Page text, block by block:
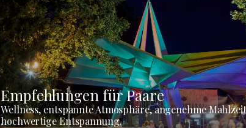
Empfehlungen für Paare
Wellness, entspannte Atmosphäre, angenehme
hochwertige Entspannung.